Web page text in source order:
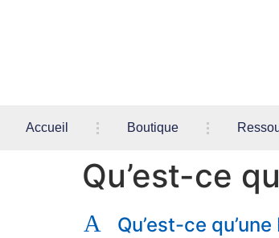
Accueil Boutique
Qu’est-ce
A Qu’est-ce